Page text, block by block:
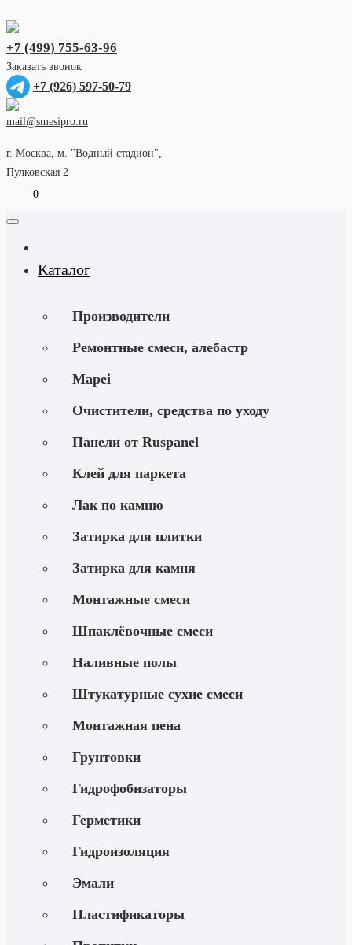
+7 (499) 755-63-96
Заказать звонок
+7 (926) 597-50-79
mail@smesipro.ru
г. Москва, м. "Водный стадион",
Пулковская 2
0
Каталог
Производители
Ремонтные смеси, алебастр
Mapei
Очистители, средства по уходу
Панели от Ruspanel
Клей для паркета
Лак по камню
Затирка для плитки
Затирка для камня
Монтажные смеси
Шпаклёвочные смеси
Наливные полы
Штукатурные сухие смеси
Монтажная пена
Грунтовки
Гидрофобизаторы
Герметики
Гидроизоляция
Эмали
Пластификаторы